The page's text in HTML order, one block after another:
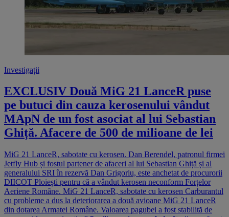
Investigații
EXCLUSIV Două MiG 21 LanceR puse
pe butuci din cauza kerosenului vândut
MApN de un fost asociat al lui Sebastian
Ghiță. Afacere de 500 de milioane de lei
MiG 21 LanceR, sabotate cu kerosen. Dan Berendel, patronul firmei
Jetfly Hub și fostul partener de afaceri al lui Sebastian Ghiță și al
generalului SRI în rezervă Dan Grigoriu, este anchetat de procurorii
DIICOT Ploiești pentru că a vândut kerosen neconform Forțelor
Aeriene Române. MiG 21 LanceR, sabotate cu kerosen Carburantul
cu probleme a dus la deteriorarea a două avioane MiG 21 LanceR
din dotarea Armatei Române. Valoarea pagubei a fost stabilită de